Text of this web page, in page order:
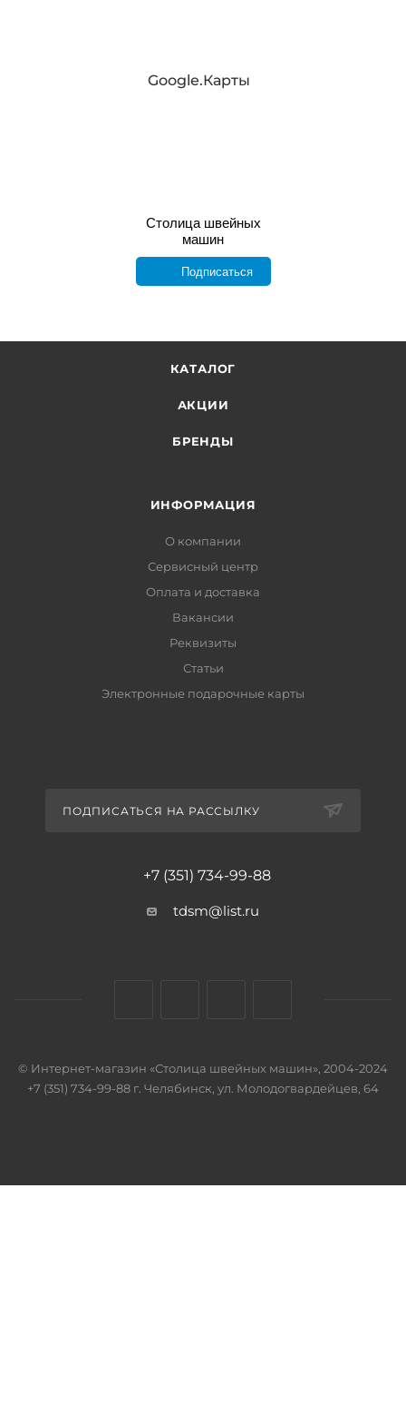
Google.Карты
Столица швейных
машин
Подписаться
КАТАЛОГ
АКЦИИ
БРЕНДЫ
ИНФОРМАЦИЯ
О компании
Сервисный центр
Оплата и доставка
Вакансии
Реквизиты
Статьи
Электронные подарочные карты
ПОДПИСАТЬСЯ НА РАССЫЛКУ
+7 (351) 734-99-88
tdsm@list.ru
© Интернет-магазин «Столица швейных машин», 2004-2024
+7 (351) 734-99-88 г. Челябинск, ул. Молодогвардейцев, 64